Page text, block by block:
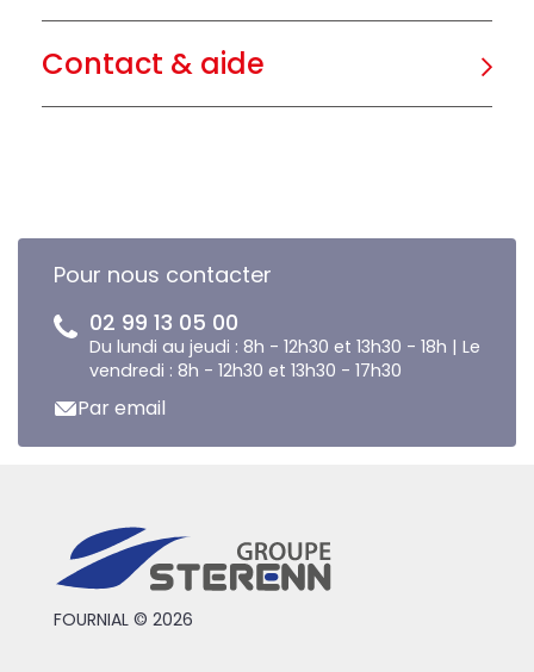
Contact & aide
Pour nous contacter
02 99 13 05 00
Du lundi au jeudi : 8h - 12h30 et 13h30 - 18h | Le
vendredi : 8h - 12h30 et 13h30 - 17h30
Par email
FOURNIAL © 2026